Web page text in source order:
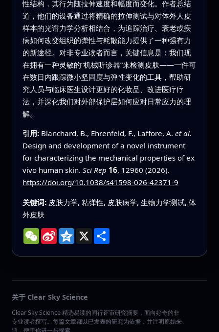
性结构，其行为随拉伸速度和幅度而变化。作者总结
道，他们的设备通过将精确的拉伸测试与对体外人皮
样本的光谱力学分析相结合，为追踪治疗、衰老或疾
病如何改变组织的弹性与耗散能力提供了一种强有力
的新途径。对非专业读者而言，关键信息是：我们现
在拥有一种灵敏的“机械听诊器”来检测皮肤——一件可
在数日内跟踪微小坚固度与弹性变化的工具，帮助研
究人员与临床医生设计更好的化妆品、改进医疗疗
法，并深化我们对外部保护层如何应对日常应力的理
解。
引用: Blanchard, B., Ehrenfeld, F., Laffore, A. et al.
Design and development of a novel instrument
for characterizing the mechanical properties of ex
vivo human skin. Sci Rep 16, 12960 (2026).
https://doi.org/10.1038/s41598-026-42371-9
关键词: 皮肤力学, 粘弹性, 皮肤病学, 生物力学测试, 体
外皮肤
WeChat
Sina
Weibo
Qzone
X 分
享
关于 Clear Sky Science
Clear Sky Science 精选易读的同行评审研究摘要，面向好奇的非
专业读者撰写。每篇文章都以已发表的研究为依据，并注明原始来
源，便于你进一步探索。